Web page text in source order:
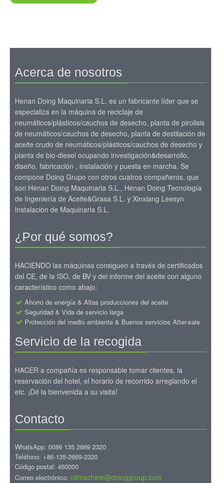
Acerca de nosotros
Henan Doing Maquinaria S.L. es un fabricante líder que se
especializa en la máquina de reciclaje de
neumáticos/plásticos/cauchos de desecho, planta de pirolisis
de neumáticos/cauchos de desecho, planta de destilación de
aceite crudo de neumáticos/plásticos/cauchos de desecho y
planta de bio-diesel ocupando investigación&desarrollo,
diseño, fabricación , instalación y puesta en marcha. Se
compone Doing Grupo con otros cuatros compañeros, que
son Henan Doing Maquinaria S.L., Henan Doing Tecnología
de Ingeniería de Aceite&Grasa S.L. y Xinxiang Leesyn
Instalacion de Maquinaria S.L.
¿Por qué somos?
HACIENDO las máquinas consiguen a través de certificados
del CE, de la ISO, de BV y del informe del aceite con alguno
característico como abajo:
Ahorro de energía & Altas producciones del aceite
Seguridad & Vida de servicio larga
Protección del medio ambiente & Buenos servicios After-sale
Servicio de la recogida
HACER a compañía es responsable tomar clientes, la
reservación del hotel, el horario de recorrido arreglando el
etc. ¡Dé la bienvenida a su visita!
Contacto
WhatsApp: 0086 135 2669 2320
Teléfono: +86-135-2669-2320
Código postal: 450000
Correo electrónico: oilmachine@doinggroup.com